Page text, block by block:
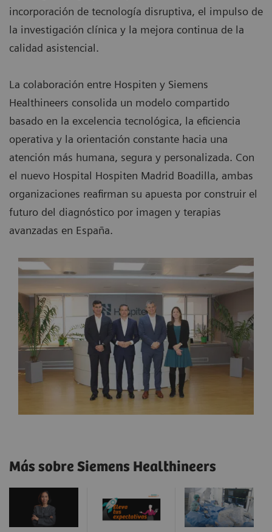
incorporación de tecnología disruptiva, el impulso de
la investigación clínica y la mejora continua de la
calidad asistencial.
La colaboración entre Hospiten y Siemens
Healthineers consolida un modelo compartido
basado en la excelencia tecnológica, la eficiencia
operativa y la orientación constante hacia una
atención más humana, segura y personalizada. Con
el nuevo Hospital Hospiten Madrid Boadilla, ambas
organizaciones reafirman su apuesta por construir el
futuro del diagnóstico por imagen y terapias
avanzadas en España.
Más sobre Siemens Healthineers